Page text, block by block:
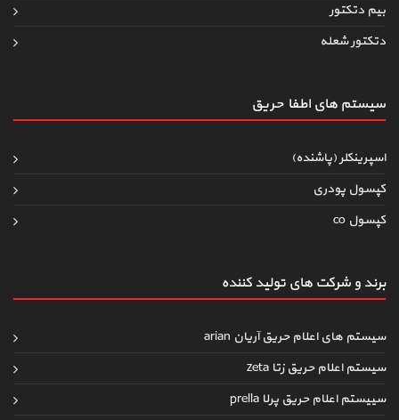
بیم دتکتور
دتکتور شعله
سیستم های اطفاءحریق
اسپرینکلر (پاشنده)
کپسول پودری
کپسول co
برند و شرکت های تولید کننده
سیستم های اعلام حریق آریان arian
سیستم اعلام حریق زتا zeta
سییستم اعلام حریق پرلا prella